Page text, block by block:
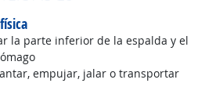
la parte inferior de la espalda y el
empujar, jalar o transportar